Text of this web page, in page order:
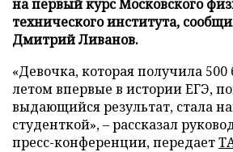
на первый курс Московского
технического института,
Дмитрий Ливанов.
«Девочка, которая получила 500
летом впервые в истории ЕГЭ,
выдающийся результат, стала
студенткой», – рассказал
пресс-конференции, передает